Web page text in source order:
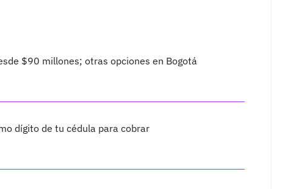
$90 millones; otras opciones en Bogotá
dígito de tu cédula para cobrar